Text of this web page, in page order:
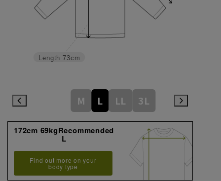
Length 73cm
M L LL 3L
172cm 69kgRecommended
L
Find out more on your
body type